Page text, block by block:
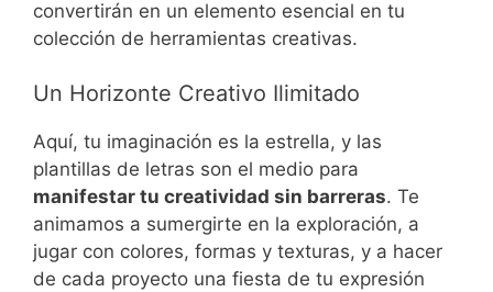
convertirán en un elemento esencial en tu
colección de herramientas creativas.
Un Horizonte Creativo Ilimitado
Aquí, tu imaginación es la estrella, y las
plantillas de letras son el medio para
manifestar tu creatividad sin barreras. Te
animamos a sumergirte en la exploración, a
jugar con colores, formas y texturas, y a hacer
de cada proyecto una fiesta de tu expresión